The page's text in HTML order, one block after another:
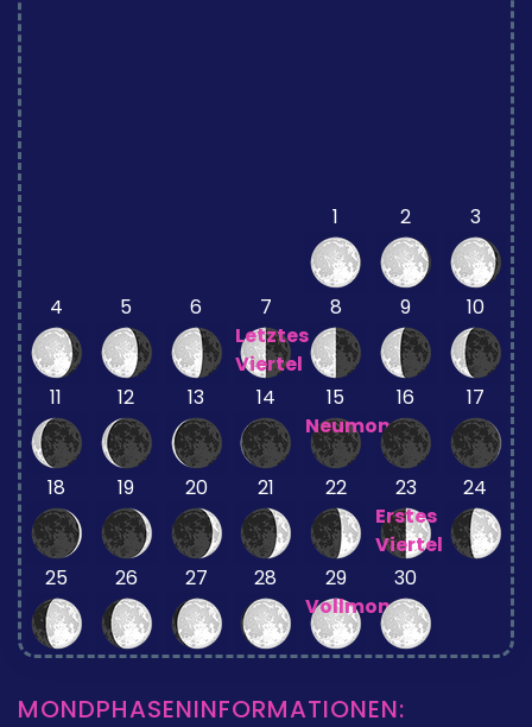
1 2 3
4 5 6
7
Letztes
Viertel
8 9 10
11 12 13 14
15
Neumond
16 17
18 19 20 21 22
23
Erstes
Viertel
24
25 26 27 28
29
Vollmond
30
MONDPHASENINFORMATIONEN: